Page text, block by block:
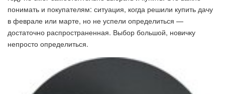
понимать и покупателям: ситуация, когда решили купить дачу
в феврале или марте, но не успели определиться —
достаточно распространенная. Выбор большой, новичку
непросто определиться.